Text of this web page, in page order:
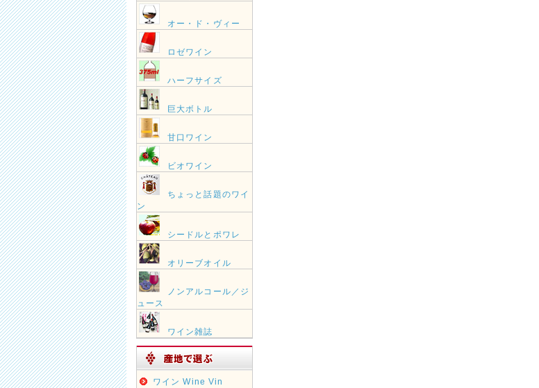
オー・ド・ヴィー
ロゼワイン
ハーフサイズ
巨大ボトル
甘口ワイン
ビオワイン
ちょっと話題のワイ
ン
シードルとポワレ
オリーブオイル
ノンアルコール／ジ
ュース
ワイン雑誌
ワイン Wine Vin